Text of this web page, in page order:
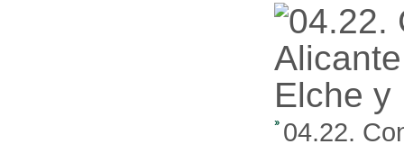
04.22.